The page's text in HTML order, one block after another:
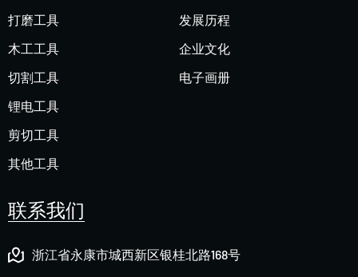
打磨工具
木工工具
切割工具
锂电工具
剪切工具
其他工具
发展历程
企业文化
电子画册
联系我们
浙江省永康市城西新区银桂北路168号